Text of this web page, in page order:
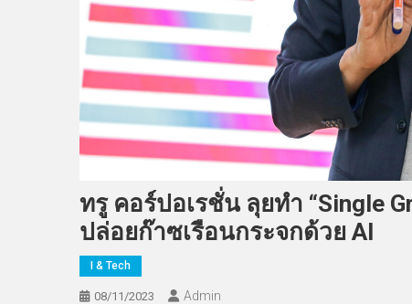
ทรู คอร์ปอเรชั่น ลุยทำ “Single
ปล่อยก๊าซเรือนกระจกด้วย AI
I & Tech
08/11/2023 Admin